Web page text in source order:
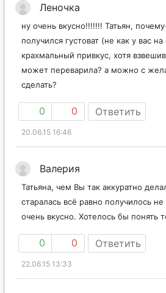
Леночка
ну очень вкусно!!!!!!! Татьян,
получился густоват (не как у вас
крахмальный привкус, хотя
может переварила? а можно с
сделать?
0 0 Ответить
20.06.15 16:46
Валерия
Татьяна, чем Вы так аккуратно
старалась всё равно получилось
очень вкусно. Хотелось бы понять
0 0 Ответить
22.06.15 13:33